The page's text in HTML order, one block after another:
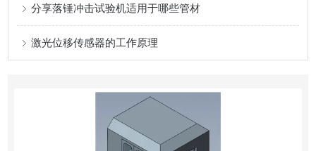
分享落锤冲击试验机适用于哪些管材
激光位移传感器的工作原理